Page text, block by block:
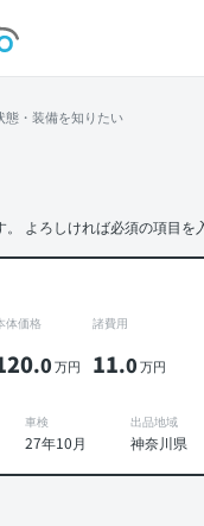
態・装備を知りたい
よろしければ必須の項目を
体価格
.0万円
諸費用
11.0万円
車検
27年10月
出品地域
神奈川県